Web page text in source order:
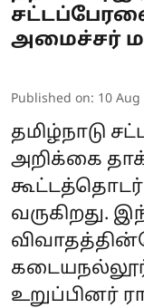
அமைச்சர்
Published on: 10 Aug
தமிழ்நாடு
அறிக்கை
வருகிறது.
கடையநல்லூர்
உறுப்பினர்